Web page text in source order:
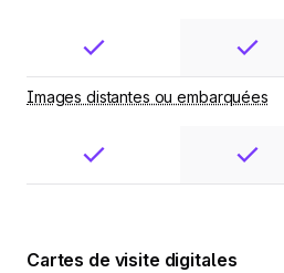
Images distantes ou embarquées
Cartes de visite digitales